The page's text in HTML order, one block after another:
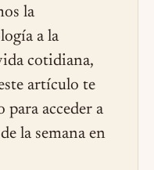
la
a la
cotidiana,
artículo te
acceder a
la semana en